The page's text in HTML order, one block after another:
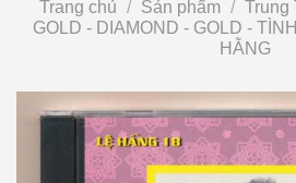
Trang chủ / Sản phẩm / Trung
GOLD - DIAMOND - GOLD -
HẰNG